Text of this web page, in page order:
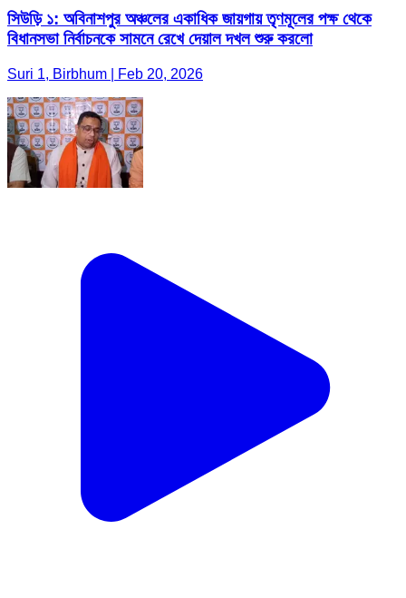
সিউড়ি ১: অবিনাশপুর অঞ্চলের একাধিক জায়গায় তৃণমূলের পক্ষ থেকে
বিধানসভা নির্বাচনকে সামনে রেখে দেয়াল দখল শুরু করলো
Suri 1, Birbhum | Feb 20, 2026